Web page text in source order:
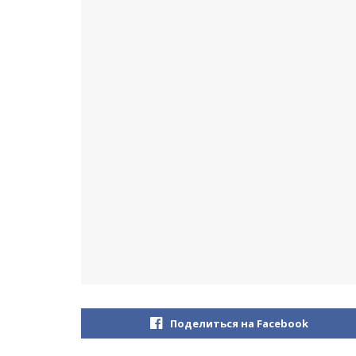
Поделиться на Facebook